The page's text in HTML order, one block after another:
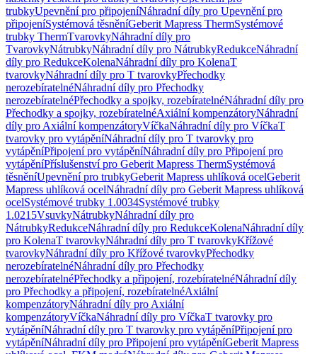
trubkyUpevnění pro připojeníNáhradní díly pro Upevnění pro
připojeníSystémová těsněníGeberit Mapress ThermSystémové
trubky ThermTvarovkyNáhradní díly pro
TvarovkyNátrubkyNáhradní díly pro NátrubkyRedukceNáhradní
díly pro RedukceKolenaNáhradní díly pro KolenaT
tvarovkyNáhradní díly pro T tvarovkyPřechodky
nerozebíratelnéNáhradní díly pro Přechodky
nerozebíratelnéPřechodky a spojky, rozebíratelnéNáhradní díly pro
Přechodky a spojky, rozebíratelnéAxiální kompenzátoryNáhradní
díly pro Axiální kompenzátoryVíčkaNáhradní díly pro VíčkaT
tvarovky pro vytápěníNáhradní díly pro T tvarovky pro
vytápěníPřipojení pro vytápěníNáhradní díly pro Připojení pro
vytápěníPříslušenství pro Geberit Mapress ThermSystémová
těsněníUpevnění pro trubkyGeberit Mapress uhlíková ocelGeberit
Mapress uhlíková ocelNáhradní díly pro Geberit Mapress uhlíková
ocelSystémové trubky 1.0034Systémové trubky
1.0215VsuvkyNátrubkyNáhradní díly pro
NátrubkyRedukceNáhradní díly pro RedukceKolenaNáhradní díly
pro KolenaT tvarovkyNáhradní díly pro T tvarovkyKřížové
tvarovkyNáhradní díly pro Křížové tvarovkyPřechodky
nerozebíratelnéNáhradní díly pro Přechodky
nerozebíratelnéPřechodky a připojení, rozebíratelnéNáhradní díly
pro Přechodky a připojení, rozebíratelnéAxiální
kompenzátoryNáhradní díly pro Axiální
kompenzátoryVíčkaNáhradní díly pro VíčkaT tvarovky pro
vytápěníNáhradní díly pro T tvarovky pro vytápěníPřipojení pro
vytápěníNáhradní díly pro Připojení pro vytápěníGeberit Mapress